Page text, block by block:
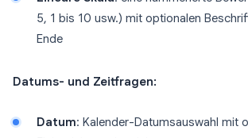
5, 1 bis 10 usw.) mit optionalen
Ende
Datums- und Zeitfragen:
Datum: Kalender-Datumsauswahl mit